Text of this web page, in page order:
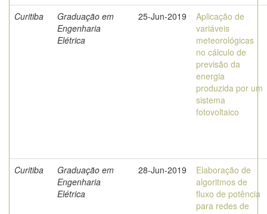
Curitiba
Graduação em
Engenharia
Elétrica
25-Jun-2019
Aplicação de
variáveis
meteorológicas
no cálculo de
previsão da
energia
produzida por um
sistema
fotovoltaico
Curitiba
Graduação em
Engenharia
Elétrica
28-Jun-2019
Elaboração de
algoritmos de
fluxo de potência
para redes de